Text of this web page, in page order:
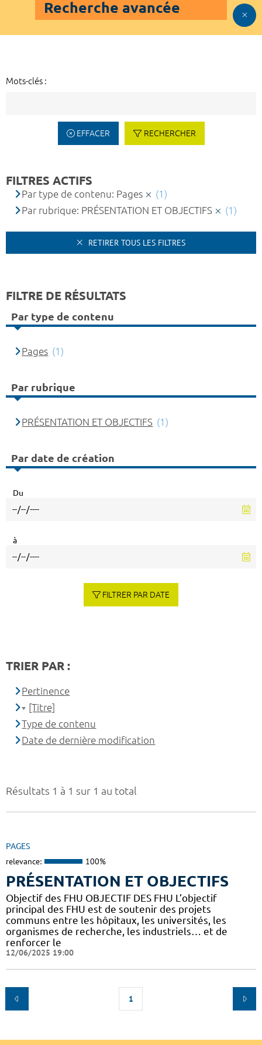
Recherche avancée
Mots-clés :
EFFACER RECHERCHER
Résultats 1 à 1 sur 1 au total
PAGES
relevance: 100%
PRÉSENTATION ET OBJECTIFS
Objectif des FHU OBJECTIF DES FHU L’objectif
principal des FHU est de soutenir des projets
communs entre les hôpitaux, les universités, les
organismes de recherche, les industriels… et de
renforcer le
12/06/2025 19:00
1
FILTRES ACTIFS
Par type de contenu: Pages
(1)
Par rubrique: PRÉSENTATION ET OBJECTIFS
(1)
RETIRER TOUS LES FILTRES
FILTRE DE RÉSULTATS
Par type de contenu
Pages (1)
Par rubrique
PRÉSENTATION ET OBJECTIFS (1)
Par date de création
Du
à
FILTRER PAR DATE
TRIER PAR :
Pertinence
[Titre]
Type de contenu
Date de dernière modification